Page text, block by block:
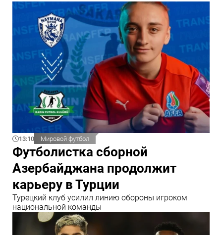
13:10 Мировой футбол
Футболистка сборной
Азербайджана продолжит
карьеру в Турции
Турецкий клуб усилил линию обороны игроком
национальной команды